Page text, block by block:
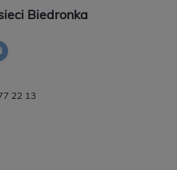
Biedronka
22 13